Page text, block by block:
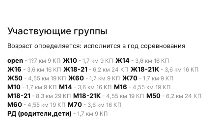
Участвующие группы
Возраст определяется: исполнится в год соревнования
open - 1?7 км 9 КП Ж10 - 1,7 км 9 КП Ж14 - 3,6 км 16 КП
Ж16 - 3,6 км 16 КП Ж18-21 - 6,2 км 24 КП Ж18-21К - 3,6 км 16 КП
Ж50 - 4,55 км 19 КП Ж60 - 1,7 км 9 КП Ж70 - 1,7 км 9 КП
М10 - 1,7 км 9 КП М14 - 3,6 км 16 КП М16 - 4,55 км 19 КП
М18-21 - 8,3 км 29 КП М18-21К - 4,55 км 19 КП М50 - 6,2 км 24 КП
М60 - 4,55 км 19 КП М70 - 3,6 км 16 КП
РД (родители,дети) - 1,7 км 9 КП